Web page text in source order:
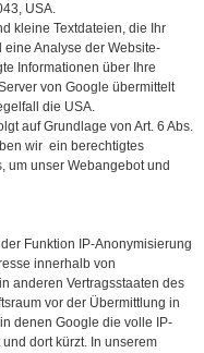
USA.
kleine Textdateien, die Ihr
Analyse der Website-
Informationen über Ihre
von Google übermittelt
die USA.
auf Grundlage von Art. 6 Abs.
wir ein berechtigtes
um unser Webangebot und
Funktion IP-Anonymisierung
innerhalb von
anderen Vertragsstaaten des
vor der Übermittlung in
denen Google die volle IP-
dort kürzt. In unserem